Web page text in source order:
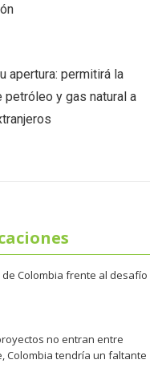
apertura: permitirá la
petróleo y gas natural a
Colombia frente al desafío
no entran entre
Colombia tendría un faltante